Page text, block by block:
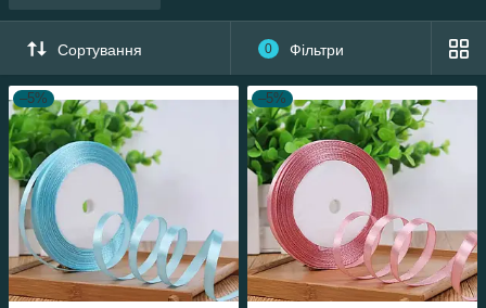
Сортування 0 Фільтри
–5% –5%